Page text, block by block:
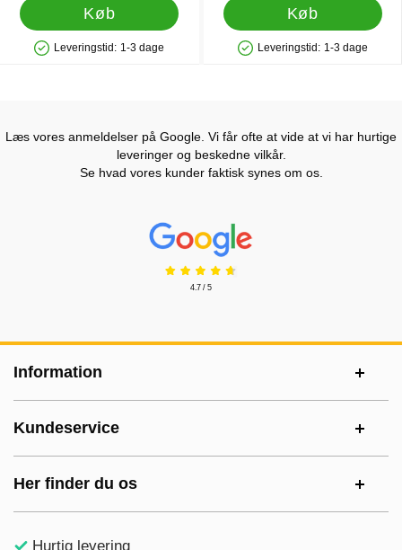
Køb
Produkttilgængelighed: På lager
Leveringstid: 1-3 dage
Køb
Produkttilgængelighed: På lager
Leveringstid: 1-3 dage
Læs vores anmeldelser på Google. Vi får ofte at vide at vi har hurtige
leveringer og beskedne vilkår.
Se hvad vores kunder faktisk synes om os.
Prisjakt Anmeldelser: 4.7 Stjerne
4.7 / 5
Information
Kundeservice
Her finder du os
Hurtig levering